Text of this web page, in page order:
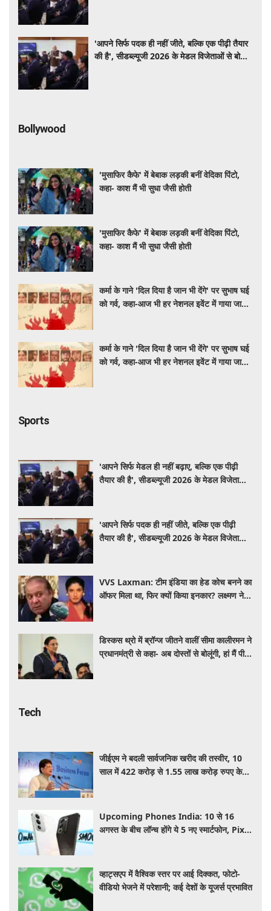
'आपने सिर्फ पदक ही नहीं जीते, बल्कि एक पीढ़ी तैयार
की है', सीडब्ल्यूजी 2026 के मेडल विजेताओं से बोले
Bollywood
'मुसाफिर कैफे' में बेबाक लड़की बनीं वेदिका पिंटो,
कहा- काश मैं भी सुधा जैसी होती
'मुसाफिर कैफे' में बेबाक लड़की बनीं वेदिका पिंटो,
कहा- काश मैं भी सुधा जैसी होती
कर्मा के गाने 'दिल दिया है जान भी देंगे' पर सुभाष घई
को गर्व, कहा-आज भी हर नेशनल इवेंट में गाया जाता
कर्मा के गाने 'दिल दिया है जान भी देंगे' पर सुभाष घई
को गर्व, कहा-आज भी हर नेशनल इवेंट में गाया जाता
Sports
'आपने सिर्फ मेडल ही नहीं बढ़ाए, बल्कि एक पीढ़ी
तैयार की है', सीडब्ल्यूजी 2026 के मेडल विजेताओं
'आपने सिर्फ पदक ही नहीं जीते, बल्कि एक पीढ़ी
तैयार की है', सीडब्ल्यूजी 2026 के मेडल विजेताओं
VVS Laxman: टीम इंडिया का हेड कोच बनने का
ऑफर मिला था, फिर क्यों किया इनकार? लक्ष्मण ने
डिस्कस थ्रो में ब्रॉन्ज जीतने वालीं सीमा कालीरमन ने
प्रधानमंत्री से कहा- अब दोस्तों से बोलूंगी, हां मैं पीएम
Tech
जीईएम ने बदली सार्वजनिक खरीद की तस्वीर, 10
साल में 422 करोड़ से 1.55 लाख करोड़ रुपए के
Upcoming Phones India: 10 से 16
अगस्त के बीच लॉन्च होंगे ये 5 नए स्मार्टफोन, Pixel
व्हाट्सएप में वैश्विक स्तर पर आई दिक्कत, फोटो-
वीडियो भेजने में परेशानी; कई देशों के यूजर्स प्रभावित